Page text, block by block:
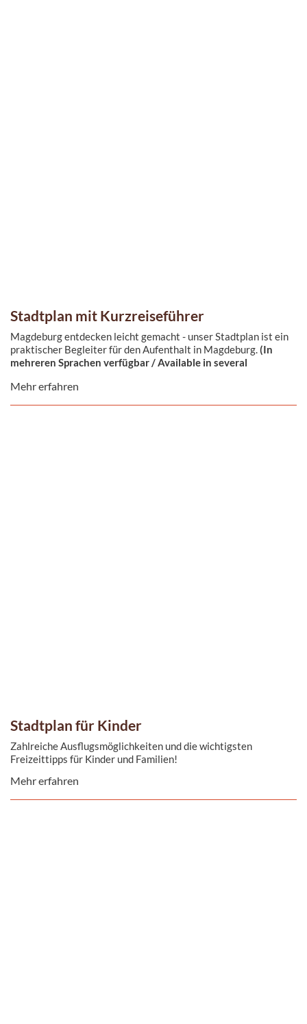
Stadtplan mit Kurzreiseführer
Magdeburg entdecken leicht gemacht - unser Stadtplan ist ein
praktischer Begleiter für den Aufenthalt in Magdeburg.(In
mehreren Sprachen verfügbar / Available in several
Mehr erfahren
Stadtplan für Kinder
Zahlreiche Ausflugsmöglichkeiten und die wichtigsten
Freizeittipps für Kinder und Familien!
Mehr erfahren